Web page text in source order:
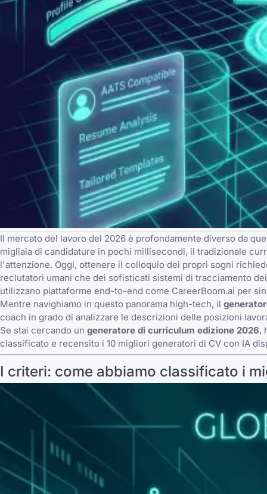
Il mercato del lavoro del 2026 è profondamente diverso da
migliaia di candidature in pochi millisecondi, il tradizionale
l'attenzione. Oggi, ottenere il colloquio dei propri sogni
reclutatori umani che dei sofisticati sistemi di tracciamento
utilizzano piattaforme end-to-end come CareerBoom.ai per
Mentre navighiamo in questo panorama high-tech, il
coach in grado di analizzare le descrizioni delle posizioni
Se stai cercando un generatore di curriculum edizione 2026,
classificato e recensito i 10 migliori generatori di CV con IA
I criteri: come abbiamo classificato i